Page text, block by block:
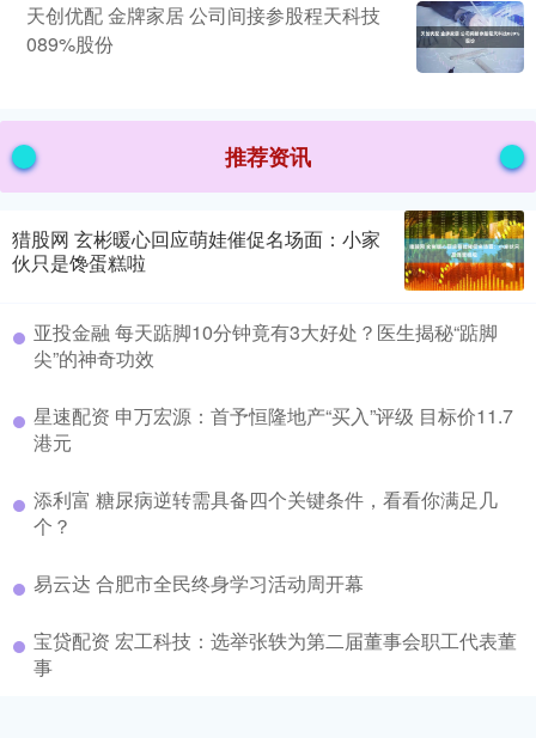
天创优配 金牌家居 公司间接参股程天科技
089%股份
推荐资讯
猎股网 玄彬暖心回应萌娃催促名场面：小家
伙只是馋蛋糕啦
亚投金融 每天踮脚10分钟竟有3大好处？医生揭秘“踮脚
尖”的神奇功效
星速配资 申万宏源：首予恒隆地产“买入”评级 目标价11.7
港元
添利富 糖尿病逆转需具备四个关键条件，看看你满足几
个？
易云达 合肥市全民终身学习活动周开幕
宝贷配资 宏工科技：选举张轶为第二届董事会职工代表董
事